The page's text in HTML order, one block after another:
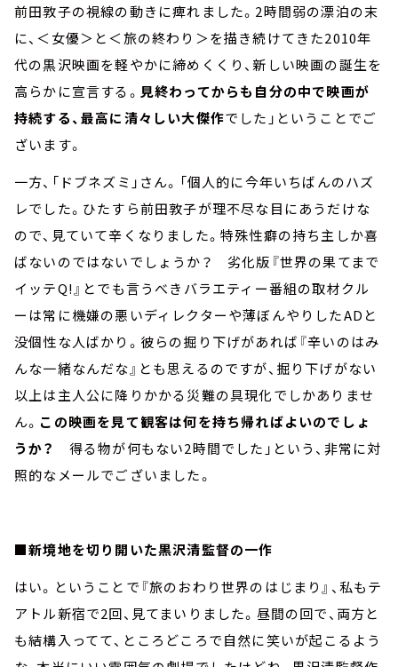
前田敦子の視線の動きに痺れました。2時間弱の漂泊の末
に、＜女優＞と＜旅の終わり＞を描き続けてきた2010年
代の黒沢映画を軽やかに締めくくり、新しい映画の誕生を
高らかに宣言する。 見終わってからも自分の中で映画が
持続する、最高に清々しい大傑作でした」ということでご
ざいます。
一方、「ドブネズミ」さん。「個人的に今年いちばんのハズ
レでした。ひたすら前田敦子が理不尽な目にあうだけな
ので、見ていて辛くなりました。特殊性癖の持ち主しか喜
ばないのではないでしょうか？ 劣化版『世界の果てまで
イッテQ!』とでも言うべきバラエティー番組の取材クル
ーは常に機嫌の悪いディレクターや薄ぼんやりしたADと
没個性な人ばかり。彼らの掘り下げがあれば『辛いのはみ
んな一緒なんだな』とも思えるのですが、掘り下げがない
以上は主人公に降りかかる災難の具現化でしかありませ
ん。 この映画を見て観客は何を持ち帰ればよいのでしょ
うか？
得る物が何もない2時間でした」という、非常に対
照的なメールでございました。
■新境地を切り開いた黒沢清監督の一作
はい。ということで『旅のおわり世界のはじまり』、私もテ
アトル新宿で2回、見てまいりました。昼間の回で、両方と
も結構入ってて、ところどころで自然に笑いが起こるよう